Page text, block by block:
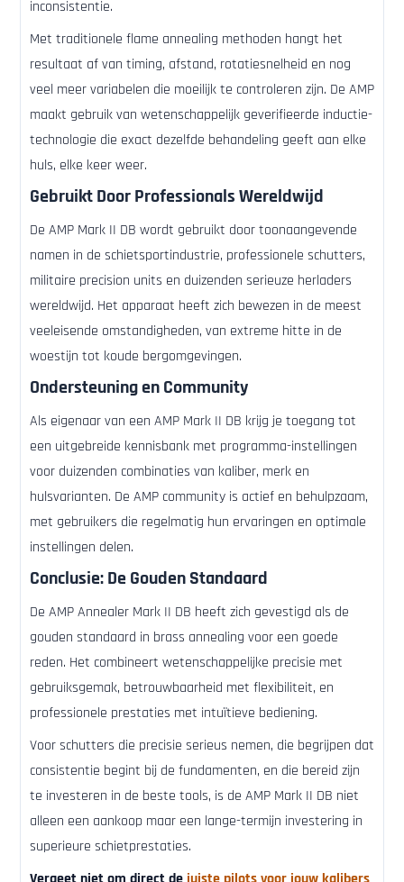
inconsistentie.
Met traditionele flame annealing methoden hangt het
resultaat af van timing, afstand, rotatiesnelheid en nog
veel meer variabelen die moeilijk te controleren zijn. De AMP
maakt gebruik van wetenschappelijk geverifieerde inductie-
technologie die exact dezelfde behandeling geeft aan elke
huls, elke keer weer.
Gebruikt Door Professionals Wereldwijd
De AMP Mark II DB wordt gebruikt door toonaangevende
namen in de schietsportindustrie, professionele schutters,
militaire precision units en duizenden serieuze herladers
wereldwijd. Het apparaat heeft zich bewezen in de meest
veeleisende omstandigheden, van extreme hitte in de
woestijn tot koude bergomgevingen.
Ondersteuning en Community
Als eigenaar van een AMP Mark II DB krijg je toegang tot
een uitgebreide kennisbank met programma-instellingen
voor duizenden combinaties van kaliber, merk en
hulsvarianten. De AMP community is actief en behulpzaam,
met gebruikers die regelmatig hun ervaringen en optimale
instellingen delen.
Conclusie: De Gouden Standaard
De AMP Annealer Mark II DB heeft zich gevestigd als de
gouden standaard in brass annealing voor een goede
reden. Het combineert wetenschappelijke precisie met
gebruiksgemak, betrouwbaarheid met flexibiliteit, en
professionele prestaties met intuïtieve bediening.
Voor schutters die precisie serieus nemen, die begrijpen dat
consistentie begint bij de fundamenten, en die bereid zijn
te investeren in de beste tools, is de AMP Mark II DB niet
alleen een aankoop maar een lange-termijn investering in
superieure schietprestaties.